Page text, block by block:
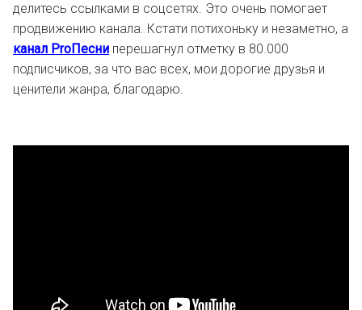
делитесь ссылками в соцсетях. Это очень помогает
продвижению канала. Кстати потихоньку и незаметно, а
канал ProПесни перешагнул отметку в 80.000
подписчиков, за что вас всех, мои дорогие друзья и
ценители жанра, благодарю.